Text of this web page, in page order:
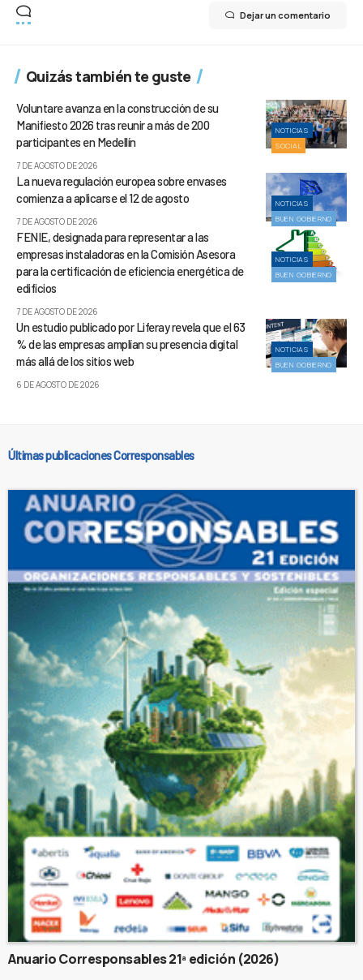
Dejar un comentario
Quizás también te guste
NOTICIAS
SOCIAL
Voluntare avanza en la construcción de su
Manifiesto 2026 tras reunir a más de 200
participantes en Medellín
7 DE AGOSTO DE 2026
NOTICIAS
BUEN GOBIERNO
La nueva regulación europea sobre envases
comienza a aplicarse el 12 de agosto
7 DE AGOSTO DE 2026
NOTICIAS
BUEN GOBIERNO
FENIE, designada para representar a las
empresas instaladoras en la Comisión Asesora
para la certificación de eficiencia energética de
edificios
7 DE AGOSTO DE 2026
NOTICIAS
BUEN GOBIERNO
Un estudio publicado por Liferay revela que el 63
% de las empresas amplían su presencia digital
más allá de los sitios web
6 DE AGOSTO DE 2026
Últimas publicaciones Corresponsables
Anuario Corresponsables 21ª edición (2026)